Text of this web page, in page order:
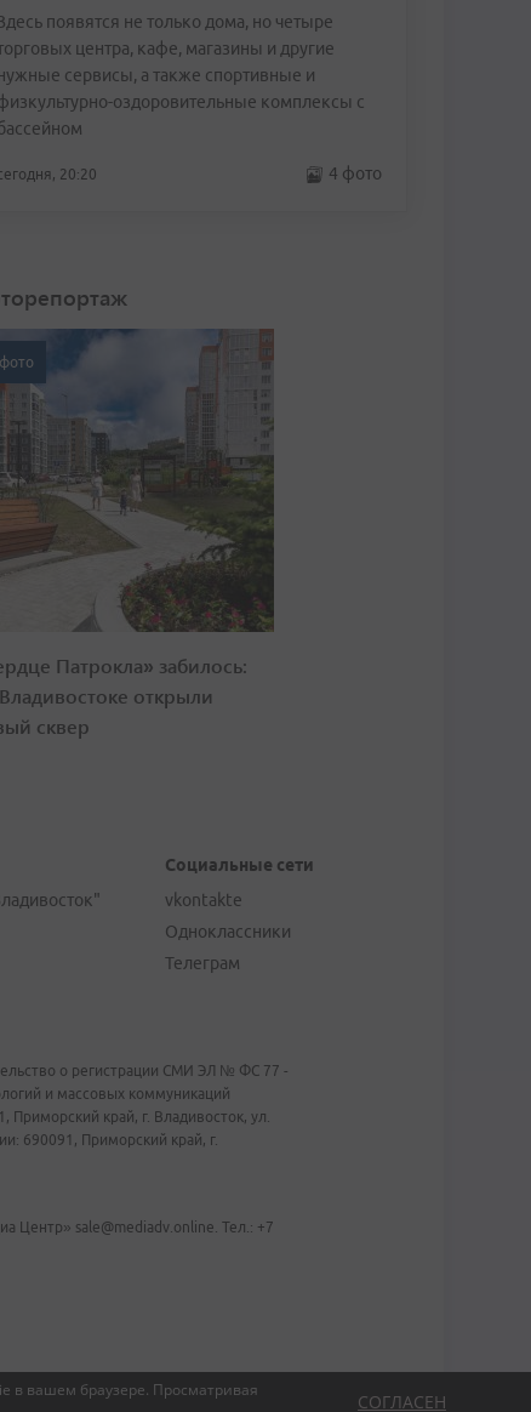
в вашем браузере. Просматривая
СОГЛАСЕН
появятся не только дома, но четыре
центра, кафе, магазины и другие
сервисы, а также спортивные и
оздоровительные комплексы с
20:20 4 фото
Патрокла» забилось:
открыли
сквер
Социальные сети
vkontakte
Одноклассники
Телеграм
о регистрации СМИ ЭЛ № ФС 77 -
и массовых коммуникаций
край, г. Владивосток, ул.
690091, Приморский край, г.
Центр» sale@mediadv.online. Тел.: +7